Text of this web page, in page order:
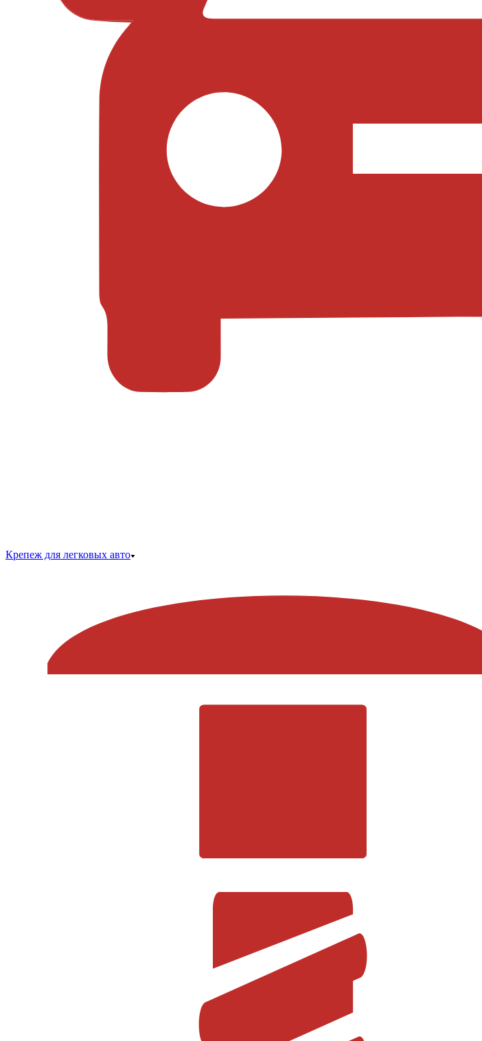
Крепеж для легковых авто